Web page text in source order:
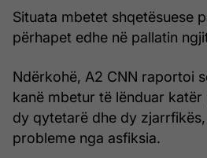
Situata mbetet shqetësuese
përhapet edhe në pallatin
Ndërkohë, A2 CNN raportoi
kanë mbetur të lënduar
dy qytetarë dhe dy
probleme nga asfiksia.